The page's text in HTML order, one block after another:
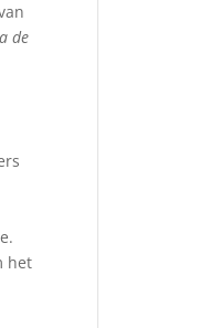
de
het